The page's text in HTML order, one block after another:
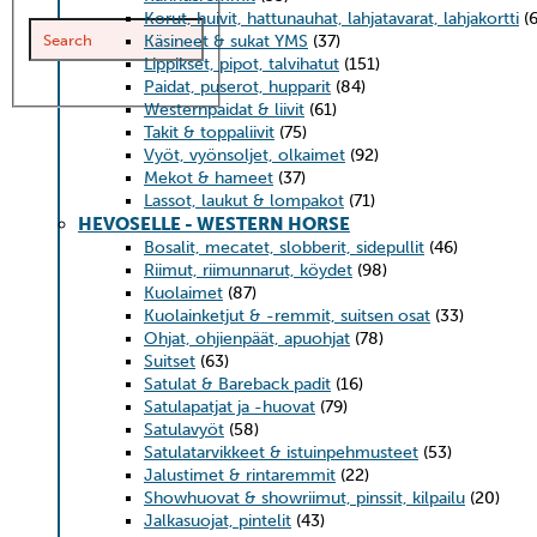
Korut, huivit, hattunauhat, lahjatavarat, lahjakortti
Käsineet & sukat YMS (37)
Lippikset, pipot, talvihatut (151)
Paidat, puserot, hupparit (84)
Westernpaidat & liivit (61)
Takit & toppaliivit (75)
Vyöt, vyönsoljet, olkaimet (92)
Mekot & hameet (37)
Lassot, laukut & lompakot (71)
HEVOSELLE - WESTERN HORSE
Bosalit, mecatet, slobberit, sidepullit (46)
Riimut, riimunnarut, köydet (98)
Kuolaimet (87)
Kuolainketjut & -remmit, suitsen osat (33)
Ohjat, ohjienpäät, apuohjat (78)
Suitset (63)
Satulat & Bareback padit (16)
Satulapatjat ja -huovat (79)
Satulavyöt (58)
Satulatarvikkeet & istuinpehmusteet (53)
Jalustimet & rintaremmit (22)
Showhuovat & showriimut, pinssit, kilpailu (20)
Jalkasuojat, pintelit (43)